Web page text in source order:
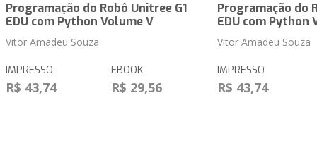
Programação do Robô Unitree G1
EDU com Python Volume V
Vitor Amadeu Souza
IMPRESSO
R$ 43,74
EBOOK
R$ 29,56
Programação do
EDU com Python
Vitor Amadeu Souza
IMPRESSO
R$ 43,74